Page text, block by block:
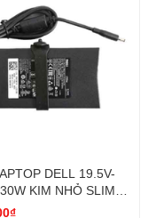
DELL 19.5V-
KIM NHỎ SLIM